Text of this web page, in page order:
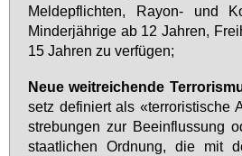
Mel­de­pflich­ten, Rayon- und
Min­der­jäh­ri­ge ab 12 Jah­ren,
15 Jah­ren zu ver­fü­gen;
Neue weit­rei­chen­de
setz de­fi­niert als «ter­ro­ris­ti­sche
stre­bun­gen zur Be­ein­flus­sung
staat­li­chen Ord­nung, die mit